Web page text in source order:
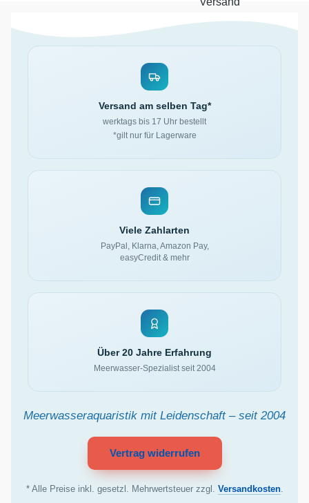
Versand am selben Tag*
werktags bis 17 Uhr bestellt
*gilt nur für Lagerware
Viele Zahlarten
PayPal, Klarna, Amazon Pay,
easyCredit & mehr
Über 20 Jahre Erfahrung
Meerwasser-Spezialist seit 2004
Meerwasseraquaristik mit Leidenschaft – seit 2004
Vertrag widerrufen
* Alle Preise inkl. gesetzl. Mehrwertsteuer zzgl. Versandkosten.